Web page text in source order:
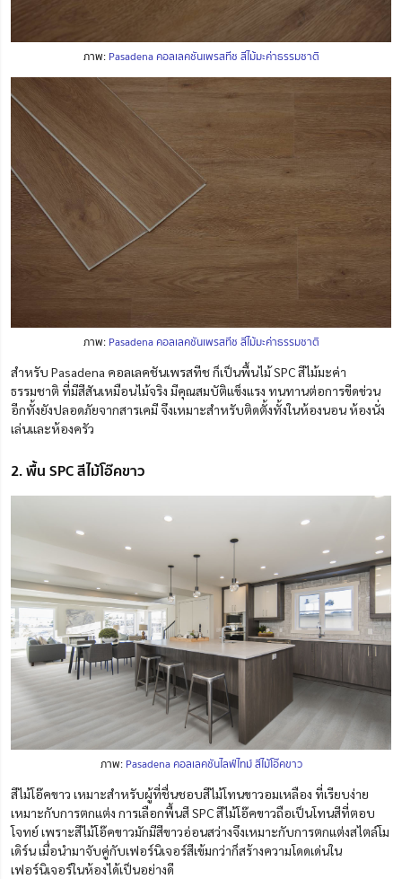
ภาพ: Pasadena คอลเลคชันเพรสทีช สีไม้มะค่าธรรมชาติ
ภาพ: Pasadena คอลเลคชันเพรสทีช สีไม้มะค่าธรรมชาติ
สำหรับ Pasadena คอลเลคชันเพรสทีช ก็เป็นพื้นไม้ SPC สีไม้มะค่า
ธรรมชาติ ที่มีสีสันเหมือนไม้จริง มีคุณสมบัติแข็งแรง ทนทานต่อการขีดข่วน
อีกทั้งยังปลอดภัยจากสารเคมี จึงเหมาะสำหรับติดตั้งทั้งในห้องนอน ห้องนั่ง
เล่นและห้องครัว
2. พื้น SPC สีไม้โอ๊คขาว
ภาพ: Pasadena คอลเลคชันไลฟ์ไทม์ สีไม้โอ๊คขาว
สีไม้โอ๊คขาว เหมาะสำหรับผู้ที่ชื่นชอบสีไม้โทนขาวอมเหลือง ที่เรียบง่าย
เหมาะกับการตกแต่ง การเลือกพื้นสี SPC สีไม้โอ๊คขาวถือเป็นโทนสีที่ตอบ
โจทย์ เพราะสีไม้โอ๊คขาวมักมีสีขาวอ่อนสว่างจึงเหมาะกับการตกแต่งสไตล์โม
เดิร์น เมื่อนำมาจับคู่กับเฟอร์นิเจอร์สีเข้มกว่าก็สร้างความโดดเด่นใน
เฟอร์นิเจอร์ในห้องได้เป็นอย่างดี